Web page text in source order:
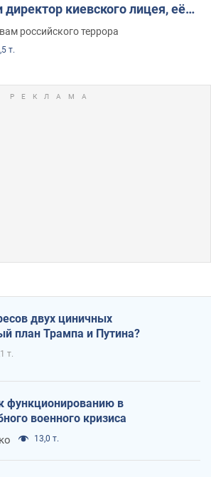
директор киевского лицея, её
российского террора
т.
двух циничных
план Трампа и Путина?
т.
функционированию в
военного кризиса
13,0 т.